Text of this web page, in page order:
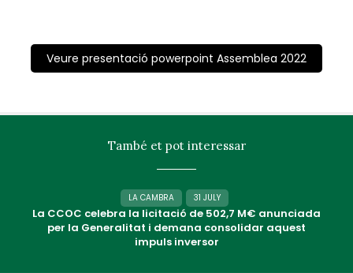
Veure presentació powerpoint Assemblea 2022
També et pot interessar
LA CAMBRA 31 JULY
La CCOC celebra la licitació de 502,7 M€ anunciada
per la Generalitat i demana consolidar aquest
impuls inversor